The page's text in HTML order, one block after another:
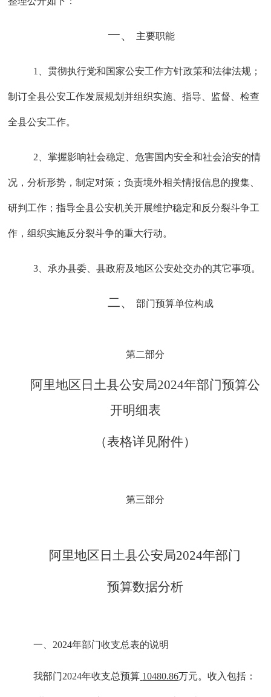
一、 主要职能
1、贯彻执行党和国家公安工作方针政策和法律法规；
制订全县公安工作发展规划并组织实施、指导、监督、检查
全县公安工作。
2、掌握影响社会稳定、危害国内安全和社会治安的情
况，分析形势，制定对策；负责境外相关情报信息的搜集、
研判工作；指导全县公安机关开展维护稳定和反分裂斗争工
作，组织实施反分裂斗争的重大行动。
3 、承办县委、县政府及地区公安处交办的其它事项。
二、部门预算单位构成
第二部分
阿里地区日土县公安局2024年部门预算公
开明细表
（表格详见附件）
第三部分
阿里地区 日土县公安局2024年部门
预算数据分析
一、 2024年部门收支总表的说明
我部门2024年收支总预算 10480.86万元。收入包括：